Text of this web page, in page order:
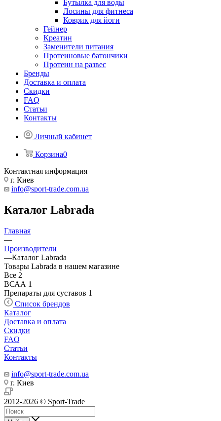
Бутылка для воды
Лосины для фитнеса
Коврик для йоги
Гейнер
Креатин
Заменители питания
Протеиновые батончики
Протеин на развес
Бренды
Доставка и оплата
Скидки
FAQ
Статьи
Контакты
Личный кабинет
Корзина0
Контактная информация
г. Киев
info@sport-trade.com.ua
Каталог Labrada
Главная
—
Производители
—Каталог Labrada
Товары Labrada в нашем магазине
Все 2
ВСАА 1
Препараты для суставов 1
Список брендов
Каталог
Доставка и оплата
Скидки
FAQ
Статьи
Контакты
info@sport-trade.com.ua
г. Киев
2012-2026 © Sport-Trade